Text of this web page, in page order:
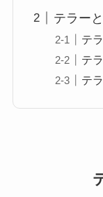
テラーと
テ
テ
テ